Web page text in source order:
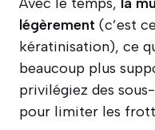
légèrement (c’est
kératinisation), ce
beaucoup plus
privilégiez des
pour limiter les